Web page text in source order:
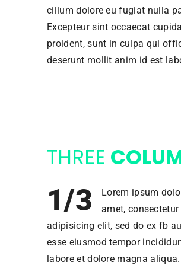
cillum dolore eu fugiat nulla
Excepteur sint occaecat
proident, sunt in culpa qui
deserunt mollit anim id est
THREE
1/3
Lorem ipsum
amet, consectetur
adipisicing elit, sed do ex fb
esse eiusmod tempor
labore et dolore magna